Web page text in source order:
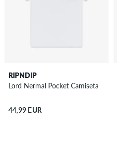
RIPNDIP
Lord Nermal Pocket Camiseta
44,99 EUR